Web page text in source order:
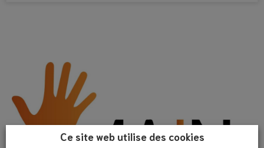
Ce site web utilise des cookies